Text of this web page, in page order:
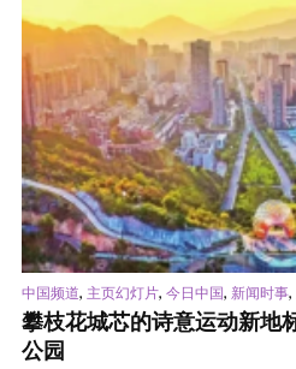
中国频道, 主页幻灯片, 今日中国, 新闻时事,
攀枝花城芯的诗意运动新
公园